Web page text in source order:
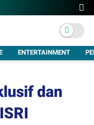
ENTERTAINMENT
dan